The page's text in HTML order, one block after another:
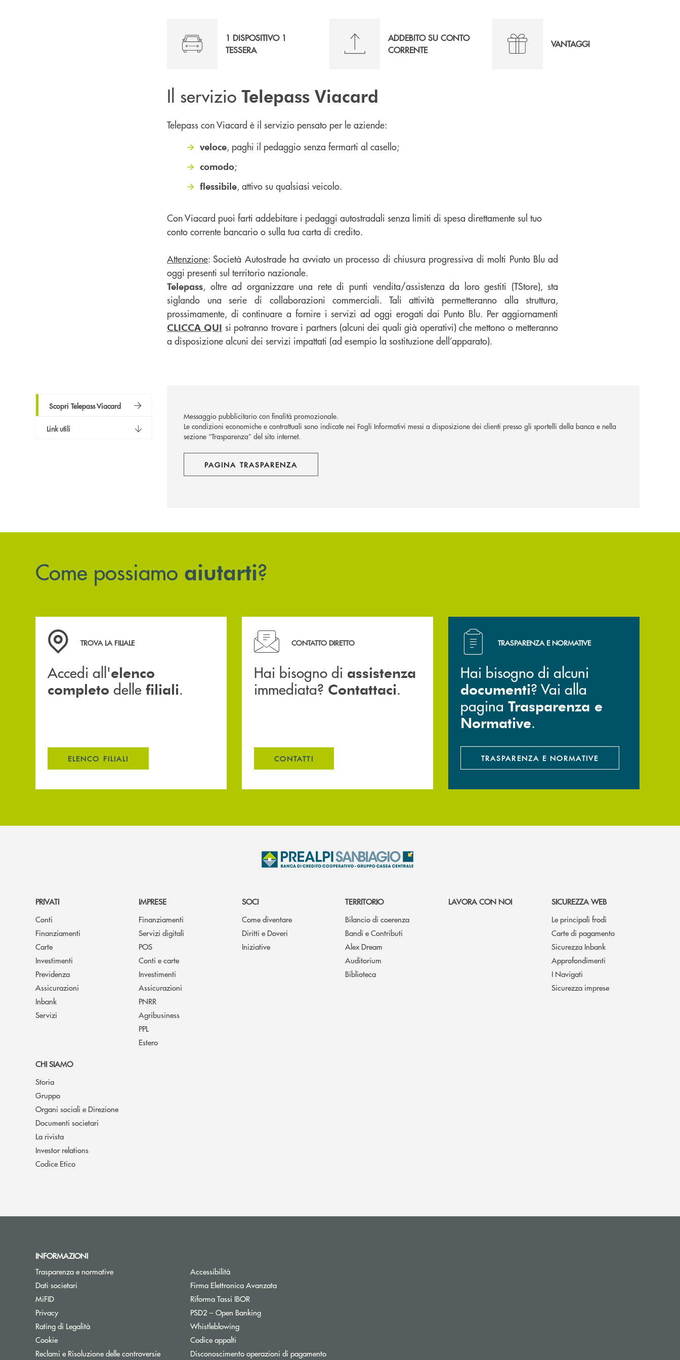
Scopri Telepass Viacard
Link utili
1 DISPOSITIVO 1
TESSERA
ADDEBITO SU CONTO
CORRENTE
VANTAGGI
Il servizio Telepass Viacard
Telepass con Viacard è il servizio pensato per le aziende:
veloce, paghi il pedaggio senza fermarti al casello;
comodo;
flessibile, attivo su qualsiasi veicolo.
Con Viacard puoi farti addebitare i pedaggi autostradali senza limiti di spesa direttamente sul tuo
conto corrente bancario o sulla tua carta di credito.
Attenzione: Società Autostrade ha avviato un processo di chiusura progressiva di molti Punto Blu ad
oggi presenti sul territorio nazionale.
Telepass, oltre ad organizzare una rete di punti vendita/assistenza da loro gestiti (TStore), sta
siglando una serie di collaborazioni commerciali. Tali attività permetteranno alla struttura,
prossimamente, di continuare a fornire i servizi ad oggi erogati dai Punto Blu. Per aggiornamenti
CLICCA QUI si potranno trovare i partners (alcuni dei quali già operativi) che mettono o metteranno
a disposizione alcuni dei servizi impattati (ad esempio la sostituzione dell’apparato).
Messaggio pubblicitario con finalità promozionale.
Le condizioni economiche e contrattuali sono indicate nei Fogli Informativi messi a disposizione dei clienti presso gli sportelli della banca e nella
sezione “Trasparenza” del sito internet.
PAGINA TRASPARENZA
Come possiamo aiutarti?
Accedi all' elenco completo delle filiali .
TROVA LA FILIALE
Accedi all'elenco
completo delle filiali.
ELENCO FILIALI
Hai bisogno di assistenza immediata? Contattaci .
CONTATTO DIRETTO
Hai bisogno di assistenza
immediata? Contattaci.
CONTATTI
Hai bisogno di alcuni documenti ? Vai alla pagina
TRASPARENZA E NORMATIVE
Hai bisogno di alcuni
documenti? Vai alla
pagina Trasparenza e
Normative.
TRASPARENZA E NORMATIVE
PRIVATI
Conti
Finanziamenti
Carte
Investimenti
Previdenza
Assicurazioni
Inbank
Servizi
IMPRESE
Finanziamenti
Servizi digitali
POS
Conti e carte
Investimenti
Assicurazioni
PNRR
Agribusiness
PPL
Estero
SOCI
Come diventare
Diritti e Doveri
Iniziative
TERRITORIO
Bilancio di coerenza
Bandi e Contributi
Alex Dream
Auditorium
Biblioteca
LAVORA CON NOI
SICUREZZA WEB
Le principali frodi
Carte di pagamento
Sicurezza Inbank
Approfondimenti
I Navigati
Sicurezza imprese
CHI SIAMO
Storia
Gruppo
Organi sociali e Direzione
Documenti societari
La rivista
Investor relations
Codice Etico
INFORMAZIONI
Trasparenza e normative
Dati societari
MiFID
Privacy
Rating di Legalità
Cookie
Reclami e Risoluzione delle controversie
Accessibilità
Firma Elettronica Avanzata
Riforma Tassi IBOR
PSD2 – Open BankingApre una nuova finestra
WhistleblowingApre una nuova finestra
Codice appalti
Disconoscimento operazioni di pagamento